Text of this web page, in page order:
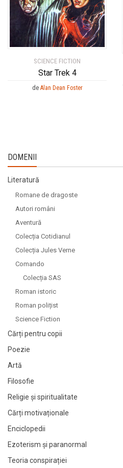
SCIENCE FICTION
Star Trek 4
de Alan Dean Foster
DOMENII
Literatură
Romane de dragoste
Autori români
Aventură
Colecția Cotidianul
Colecția Jules Verne
Comando
Colecția SAS
Roman istoric
Roman polițist
Science Fiction
Cărți pentru copii
Poezie
Artă
Filosofie
Religie și spiritualitate
Cărți motivaționale
Enciclopedii
Ezoterism și paranormal
Teoria conspirației